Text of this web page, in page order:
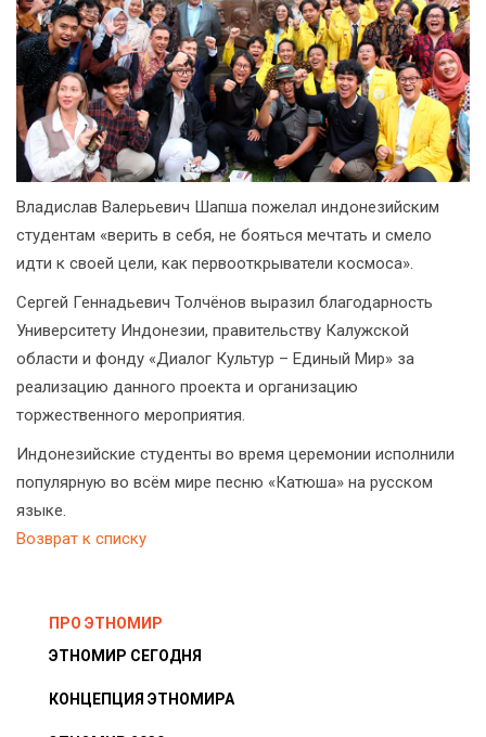
Владислав Валерьевич Шапша пожелал индонезийским
студентам «верить в себя, не бояться мечтать и смело
идти к своей цели, как первооткрыватели космоса».
Сергей Геннадьевич Толчёнов выразил благодарность
Университету Индонезии, правительству Калужской
области и фонду «Диалог Культур – Единый Мир» за
реализацию данного проекта и организацию
торжественного мероприятия.
Индонезийские студенты во время церемонии исполнили
популярную во всём мире песню «Катюша» на русском
языке.
Возврат к списку
ПРО ЭТНОМИР
ЭТНОМИР СЕГОДНЯ
КОНЦЕПЦИЯ ЭТНОМИРА